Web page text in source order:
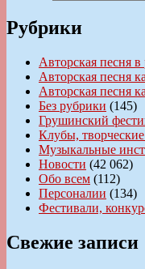
Рубрики
Авторская песня в
Авторская песня
Авторская песня
Без рубрики (145)
Грушинский
Клубы,
Музыкальные
Новости (42 062)
Обо всем (112)
Персоналии (134)
Фестивали,
Свежие записи